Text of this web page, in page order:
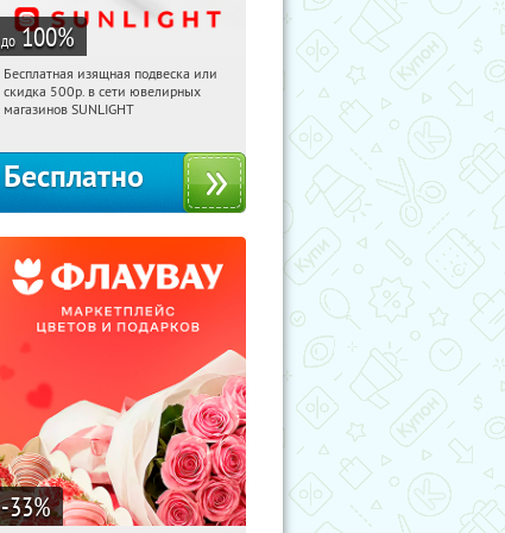
до 100%
12:39:41 Получили:
Россия
Бесплатная изящная подвеска или
скидка 500р. в сети ювелирных
магазинов SUNLIGHT
Бесплатно
-33%